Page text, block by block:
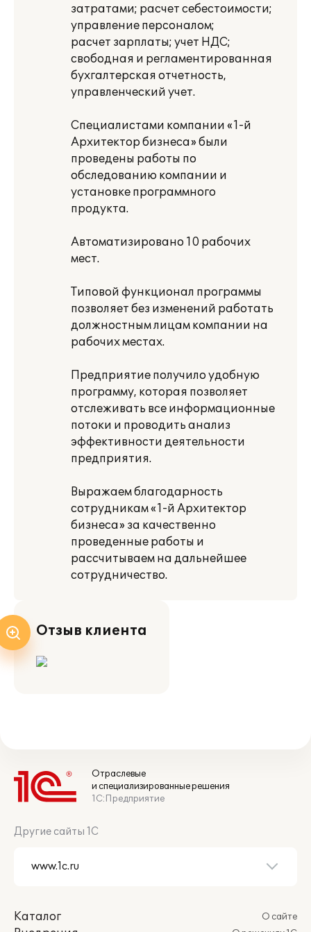
затратами; расчет себестоимости;
управление персоналом;
расчет зарплаты; учет НДС;
свободная и регламентированная
бухгалтерская отчетность,
управленческий учет.
Специалистами компании «1-й
Архитектор бизнеса» были
проведены работы по
обследованию компании и
установке программного
продукта.
Автоматизировано 10 рабочих
мест.
Типовой функционал программы
позволяет без изменений работать
должностным лицам компании на
рабочих местах.
Предприятие получило удобную
программу, которая позволяет
отслеживать все информационные
потоки и проводить анализ
эффективности деятельности
предприятия.
Выражаем благодарность
сотрудникам «1-й Архитектор
бизнеса» за качественно
проведенные работы и
рассчитываем на дальнейшее
сотрудничество.
Отзыв клиента
Отраслевые
и специализированные решения
1С:Предприятие
Другие сайты 1С
Каталог
О сайте